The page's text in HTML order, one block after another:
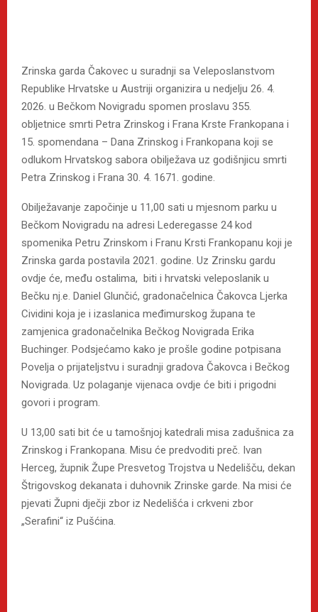
Zrinska garda Čakovec u suradnji sa Veleposlanstvom
Republike Hrvatske u Austriji organizira u nedjelju 26. 4.
2026. u Bečkom Novigradu spomen proslavu 355.
obljetnice smrti Petra Zrinskog i Frana Krste Frankopana i
15. spomendana – Dana Zrinskog i Frankopana koji se
odlukom Hrvatskog sabora obilježava uz godišnjicu smrti
Petra Zrinskog i Frana 30. 4. 1671. godine.
Obilježavanje započinje u 11,00 sati u mjesnom parku u
Bečkom Novigradu na adresi Lederegasse 24 kod
spomenika Petru Zrinskom i Franu Krsti Frankopanu koji je
Zrinska garda postavila 2021. godine. Uz Zrinsku gardu
ovdje će, među ostalima, biti i hrvatski veleposlanik u
Bečku nj.e. Daniel Glunčić, gradonačelnica Čakovca Ljerka
Cividini koja je i izaslanica međimurskog župana te
zamjenica gradonačelnika Bečkog Novigrada Erika
Buchinger. Podsjećamo kako je prošle godine potpisana
Povelja o prijateljstvu i suradnji gradova Čakovca i Bečkog
Novigrada. Uz polaganje vijenaca ovdje će biti i prigodni
govori i program.
U 13,00 sati bit će u tamošnjoj katedrali misa zadušnica za
Zrinskog i Frankopana. Misu će predvoditi preč. Ivan
Herceg, župnik Župe Presvetog Trojstva u Nedelišču, dekan
Štrigovskog dekanata i duhovnik Zrinske garde. Na misi će
pjevati Župni dječji zbor iz Nedelišća i crkveni zbor
„Serafini“ iz Pušćina.